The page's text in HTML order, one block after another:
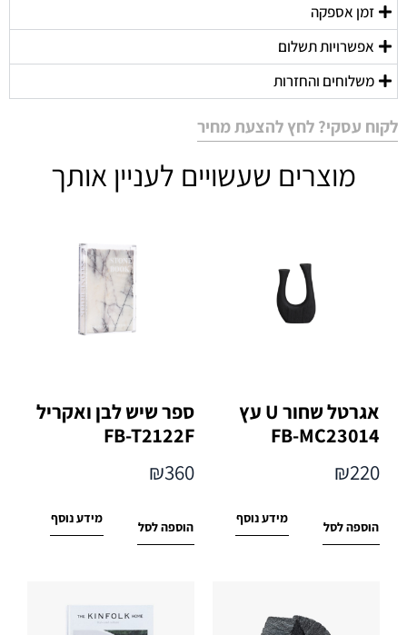
זמן אספקה
אפשרויות תשלום
משלוחים והחזרות
לקוח עסקי? לחץ להצעת מחיר
מוצרים שעשויים לעניין אותך
אגרטל שחור U עץ
FB-MC23014
₪220
הוספה לסל
מידע נוסף
ספר שיש לבן ואקריל
FB-T2122F
₪360
הוספה לסל
מידע נוסף